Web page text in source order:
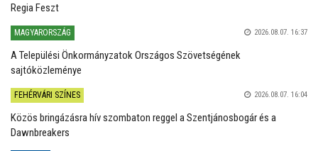
Regia Feszt
MAGYARORSZÁG 2026.08.07. 16:37
A Települési Önkormányzatok Országos Szövetségének
sajtóközleménye
FEHÉRVÁRI SZÍNES 2026.08.07. 16:04
Közös bringázásra hív szombaton reggel a Szentjánosbogár és a
Dawnbreakers